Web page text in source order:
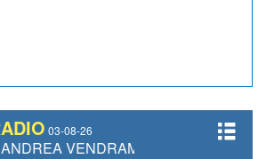
03-08-26
FILIPPO FIORELLI